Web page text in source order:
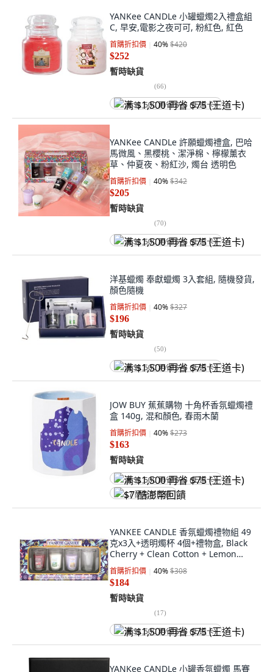
YANKee CANDLe 小罐蠟燭2入禮盒組
C, 早安,電影之夜可可, 粉紅色, 紅色
首購折扣價 40%$420
$252
暫時缺貨
(66)
满 $1,500 再省 $75 (王道卡)
YANKee CANDLe 許願蠟燭禮盒, 巴哈
馬微風、黑櫻桃、潔淨棉、檸檬薰衣
草、仲夏夜、粉紅沙, 燭台 透明色
首購折扣價 40%$342
$205
暫時缺貨
(70)
满 $1,500 再省 $75 (王道卡)
洋基蠟燭 奉獻蠟燭 3入套組, 隨機發貨,
顏色隨機
首購折扣價 40%$327
$196
暫時缺貨
(50)
满 $1,500 再省 $75 (王道卡)
JOW BUY 蕉蕉購物 十角杯香氛蠟燭禮
盒 140g, 混和顏色, 春雨木蘭
首購折扣價 40%$273
$163
暫時缺貨
满 $1,500 再省 $75 (王道卡)
$7 酷澎幣回饋
YANKEE CANDLE 香氛蠟燭禮物組 49
克x3入+透明燭杯 4個+禮物盒, Black
Cherry + Clean Cotton + Lemon
Lavender, 黑櫻桃 + 純淨棉 + 檸檬薰
衣草 多色
首購折扣價 40%$308
$184
暫時缺貨
(17)
满 $1,500 再省 $75 (王道卡)
YANKee CANDLe 小罐香氛蠟燭 馬賽